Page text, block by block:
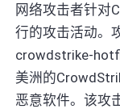
网络攻击者针对
行的攻击活动。
crowdstrike-
美洲的
恶意软件。该攻